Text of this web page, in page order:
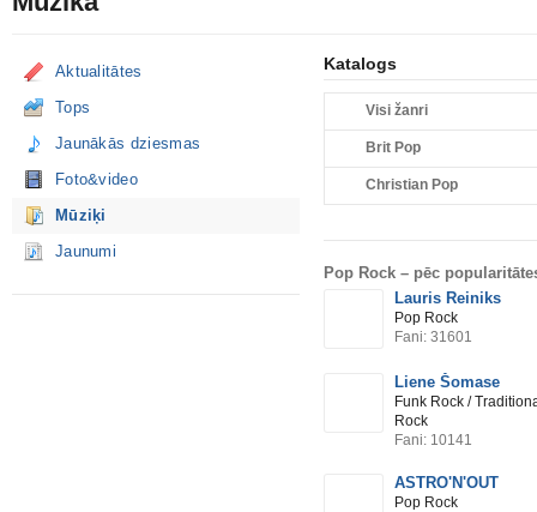
Aktualitātes
Tops
Jaunākās dziesmas
Foto&video
Mūziķi
Jaunumi
Katalogs
Visi žanri
Brit Pop
Christian Pop
Pop Rock – pēc
Lauris Reiniks
Pop Rock
Fani: 31601
Liene Šomase
Funk Rock /
Rock
Fani: 10141
ASTRO'N'OUT
Pop Rock